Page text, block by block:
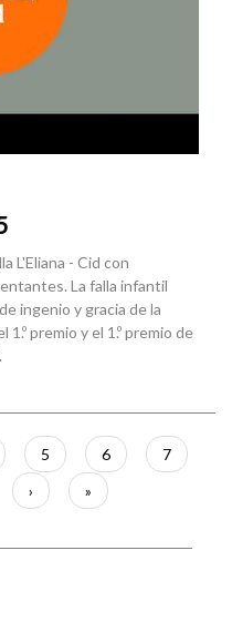
L'Eliana - Cid con
La falla infantil
ingenio y gracia de la
1.º premio y el 1.º premio de
Página
5 Página
6 Página
7
Siguiente
página
›
Última
página
»